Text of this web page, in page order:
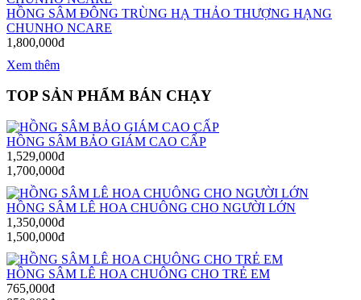
HỒNG SÂM ĐÔNG TRÙNG HẠ THẢO THƯỢNG HẠNG
CHUNHO NCARE
1,800,000đ
Xem thêm
TOP SẢN PHẨM BÁN CHẠY
HỒNG SÂM BẢO GIÁM CAO CẤP
1,529,000đ
1,700,000đ
HỒNG SÂM LÊ HOA CHUÔNG CHO NGƯỜI LỚN
1,350,000đ
1,500,000đ
HỒNG SÂM LÊ HOA CHUÔNG CHO TRẺ EM
765,000đ